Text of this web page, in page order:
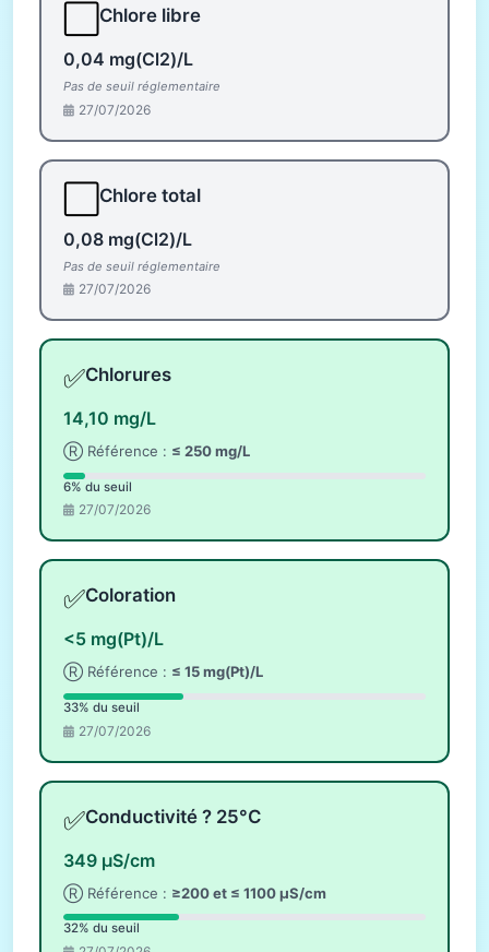
Chlore libre
0,04 mg(Cl2)/L
Pas de seuil réglementaire
27/07/2026
Chlore total
0,08 mg(Cl2)/L
Pas de seuil réglementaire
27/07/2026
✅Chlorures
14,10 mg/L
Ⓡ Référence : ≤ 250 mg/L
6% du seuil
27/07/2026
✅Coloration
<5 mg(Pt)/L
Ⓡ Référence : ≤ 15 mg(Pt)/L
33% du seuil
27/07/2026
✅Conductivité ? 25°C
349 µS/cm
Ⓡ Référence : ≥200 et ≤ 1100 µS/cm
32% du seuil